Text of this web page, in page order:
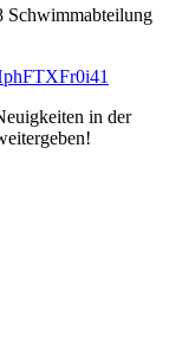
Schwimmabteilung
in der